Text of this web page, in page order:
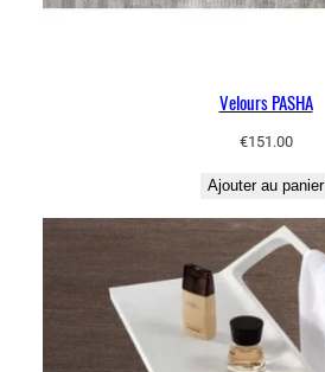
Velours PASHA
€151.00
Ajouter au panier